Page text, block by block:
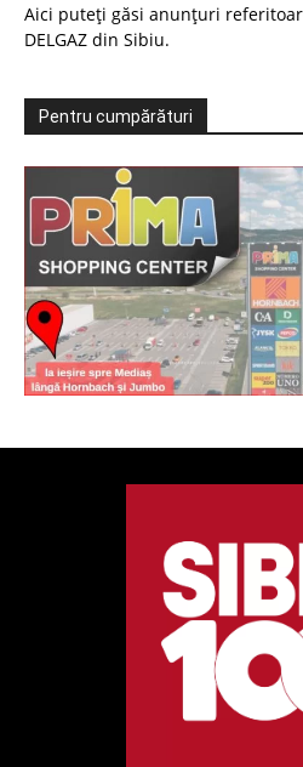
Aici puteți găsi anunțuri
DELGAZ din Sibiu.
Pentru cumpărături